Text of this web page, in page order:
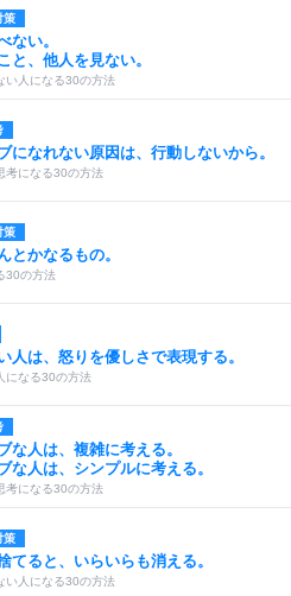
策
ない。
と、他人を見ない。
い人になる30の方法
になれない原因は、行動しないから。
考になる30の方法
策
とかなるもの。
30の方法
人は、怒りを優しさで表現する。
になる30の方法
な人は、複雑に考える。
な人は、シンプルに考える。
考になる30の方法
策
てると、いらいらも消える。
い人になる30の方法